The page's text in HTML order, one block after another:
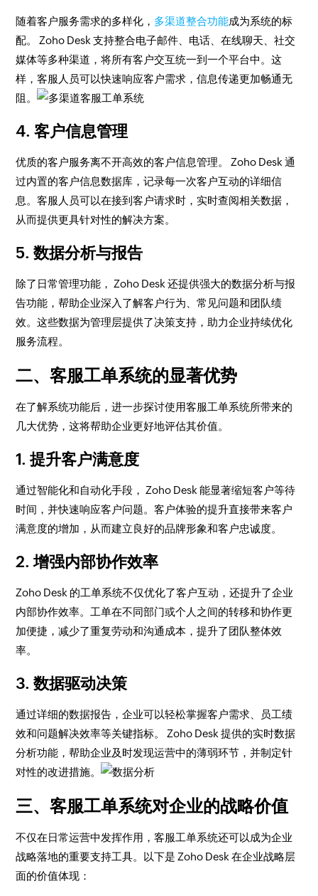
随着客户服务需求的多样化， 多渠道整合功能成为系统的标
配。 Zoho Desk 支持整合电子邮件、电话、在线聊天、社交
媒体等多种渠道，将所有客户交互统一到一个平台中。这
样，客服人员可以快速响应客户需求，信息传递更加畅通无
阻。
4. 客户信息管理
优质的客户服务离不开高效的客户信息管理。 Zoho Desk 通
过内置的客户信息数据库，记录每一次客户互动的详细信
息。客服人员可以在接到客户请求时，实时查阅相关数据，
从而提供更具针对性的解决方案。
5. 数据分析与报告
除了日常管理功能， Zoho Desk 还提供强大的数据分析与报
告功能，帮助企业深入了解客户行为、常见问题和团队绩
效。这些数据为管理层提供了决策支持，助力企业持续优化
服务流程。
二、客服工单系统的显著优势
在了解系统功能后，进一步探讨使用客服工单系统所带来的
几大优势，这将帮助企业更好地评估其价值。
1. 提升客户满意度
通过智能化和自动化手段， Zoho Desk 能显著缩短客户等待
时间，并快速响应客户问题。客户体验的提升直接带来客户
满意度的增加，从而建立良好的品牌形象和客户忠诚度。
2. 增强内部协作效率
Zoho Desk 的工单系统不仅优化了客户互动，还提升了企业
内部协作效率。工单在不同部门或个人之间的转移和协作更
加便捷，减少了重复劳动和沟通成本，提升了团队整体效
率。
3. 数据驱动决策
通过详细的数据报告，企业可以轻松掌握客户需求、员工绩
效和问题解决效率等关键指标。 Zoho Desk 提供的实时数据
分析功能，帮助企业及时发现运营中的薄弱环节，并制定针
对性的改进措施。
三、客服工单系统对企业的战略价值
不仅在日常运营中发挥作用，客服工单系统还可以成为企业
战略落地的重要支持工具。以下是 Zoho Desk 在企业战略层
面的价值体现：